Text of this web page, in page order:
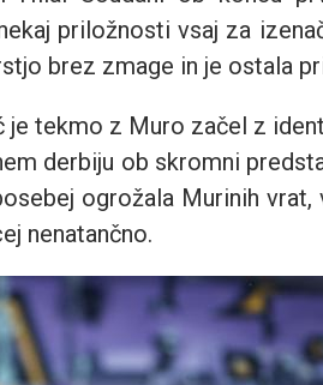
priložnosti vsaj za
brez zmage in je ostala
tekmo z Muro začel z
derbiju ob skromni
ogrožala Murinih vrat,
nenatančno.